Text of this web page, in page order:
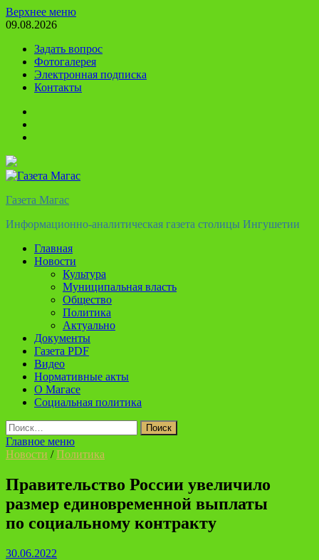
Перейти
к
Верхнее меню
09.08.2026
Задать вопрос
Фотогалерея
Электронная подписка
Контакты
Газета Магас
Информационно-аналитическая газета столицы Ингушетии
Главная
Новости
Культура
Муниципальная власть
Общество
Политика
Актуально
Документы
Газета PDF
Видео
Нормативные акты
О Магасе
Социальная политика
Найти:
Главное меню
Новости /Политика
Правительство России увеличило
размер единовременной выплаты
по социальному контракту
30.06.2022